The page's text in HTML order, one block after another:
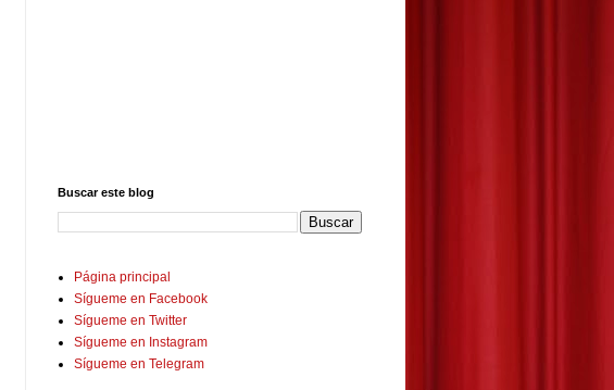
Buscar este blog
Página principal
Sígueme en Facebook
Sígueme en Twitter
Sígueme en Instagram
Sígueme en Telegram